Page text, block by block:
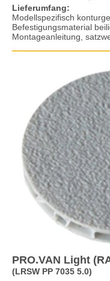
Lieferumfang:
Modellspezifisch
Befestigungsmaterial
Montageanleitung,
PRO.VAN Light
(LRSW PP 7035 5.0)